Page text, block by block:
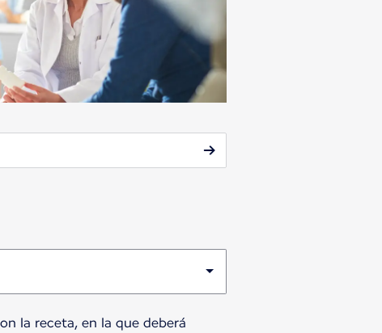
la receta, en la que deberá